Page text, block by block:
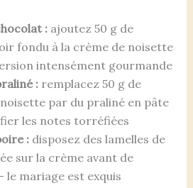
:ajoutez 50 g de
fondu à la crème de noisette
intensément gourmande
:remplacez 50 g de
par du praliné en pâte
les notes torréfiées
:disposez des lamelles de
sur la crème avant de
mariage est exquis